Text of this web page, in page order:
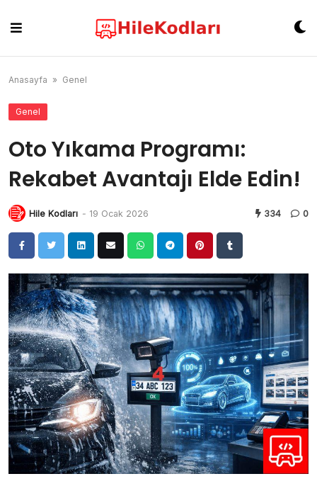
content
Anasayfa » Genel
Genel
Oto Yıkama Programı:
Rekabet Avantajı Elde Edin!
Hile Kodları - 19 Ocak 2026 334 0